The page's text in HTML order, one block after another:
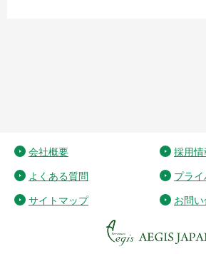
会社概要 採用情
よくある質問 プラ
サイトマップ お問